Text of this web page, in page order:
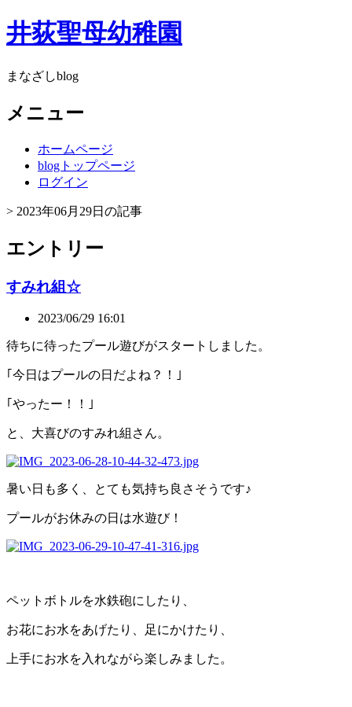
井荻聖母幼稚園
まなざしblog
メニュー
ホームページ
blogトップページ
ログイン
> 2023年06月29日の記事
エントリー
すみれ組☆
2023/06/29 16:01
待ちに待ったプール遊びがスタートしました。
｢今日はプールの日だよね？！｣
｢やったー！！｣
と、大喜びのすみれ組さん。
暑い日も多く、とても気持ち良さそうです♪
プールがお休みの日は水遊び！
ペットボトルを水鉄砲にしたり、
お花にお水をあげたり、足にかけたり、
上手にお水を入れながら楽しみました。